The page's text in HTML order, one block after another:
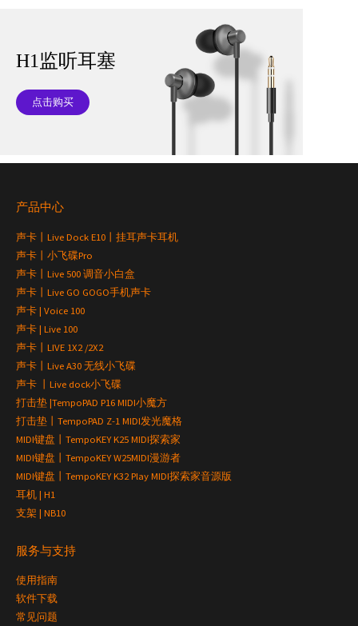
H1监听耳塞
点击购买
产品中心
声卡丨Live Dock E10丨挂耳声卡耳机
声卡丨小飞碟Pro
声卡丨Live 500 调音小白盒
声卡丨Live GO GOGO手机声卡
声卡 | Voice 100
声卡 | Live 100
声卡丨LIVE 1X2 /2X2
声卡丨Live A30 无线小飞碟
声卡 丨Live dock小飞碟
打击垫 |TempoPAD P16 MIDI小魔方
打击垫丨TempoPAD Z-1 MIDI发光魔格
MIDI键盘丨TempoKEY K25 MIDI探索家
MIDI键盘丨TempoKEY W25MIDI漫游者
MIDI键盘丨TempoKEY K32 Play MIDI探索家音源版
耳机 | H1
支架 | NB10
服务与支持
使用指南
软件下载
常见问题